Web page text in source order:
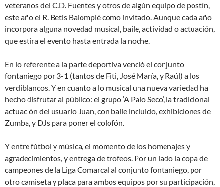
veteranos del C.D. Fuentes y otros de algún equipo de postín,
este año el R. Betis Balompié como invitado. Aunque cada año
incorpora alguna novedad musical, baile, actividad o actuación,
que estira el evento hasta entrada la noche.
En lo referente a la parte deportiva venció el conjunto
fontaniego por 3-1 (tantos de Fiti, José María, y Raúl) a los
verdiblancos. Y en cuanto a lo musical una nueva variedad ha
hecho disfrutar al público: el grupo ‘A Palo Seco’, la tradicional
actuación del usuario Juan, con baile incluido, exhibiciones de
Zumba, y DJs para poner el colofón.
Y entre fútbol y música, el momento de los homenajes y
agradecimientos, y entrega de trofeos. Por un lado la copa de
campeones de la Liga Comarcal al conjunto fontaniego, por
otro camiseta y placa para ambos equipos por su participación,